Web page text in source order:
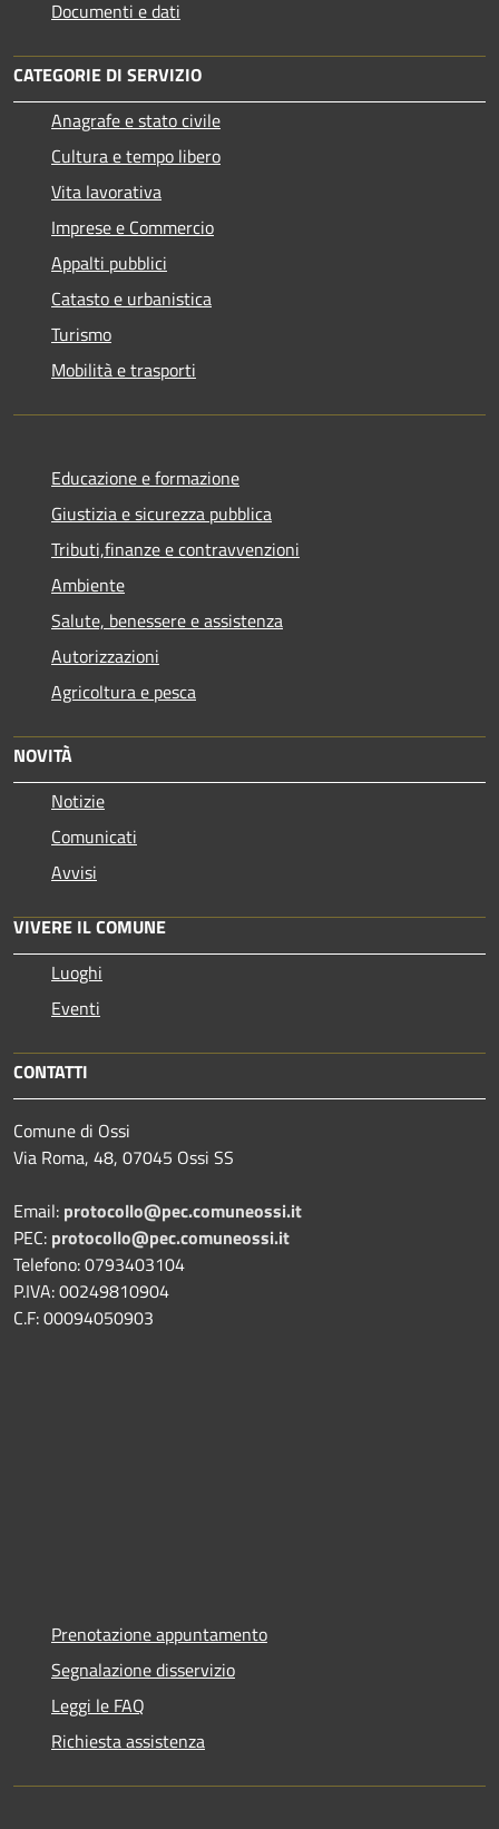
Documenti e dati
CATEGORIE DI SERVIZIO
Anagrafe e stato civile
Cultura e tempo libero
Vita lavorativa
Imprese e Commercio
Appalti pubblici
Catasto e urbanistica
Turismo
Mobilità e trasporti
Educazione e formazione
Giustizia e sicurezza pubblica
Tributi,finanze e contravvenzioni
Ambiente
Salute, benessere e assistenza
Autorizzazioni
Agricoltura e pesca
NOVITÀ
Notizie
Comunicati
Avvisi
VIVERE IL COMUNE
Luoghi
Eventi
CONTATTI
Comune di Ossi
Via Roma, 48, 07045 Ossi SS
Email: protocollo@pec.comuneossi.it
PEC: protocollo@pec.comuneossi.it
Telefono: 0793403104
P.IVA: 00249810904
C.F: 00094050903
Prenotazione appuntamento
Segnalazione disservizio
Leggi le FAQ
Richiesta assistenza